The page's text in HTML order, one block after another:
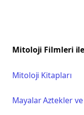
Mitoloji Filmleri
Mitoloji Kitapları
Mayalar Aztekler